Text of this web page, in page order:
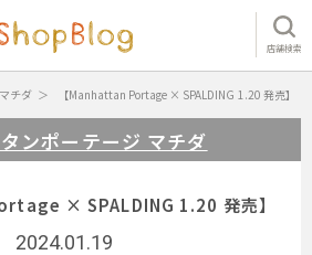
店舗検索
チダ 【Manhattan Portage × SPALDING 1.20 発売】
ンポーテージ マチダ
× SPALDING 1.20 発売】
2024.01.19